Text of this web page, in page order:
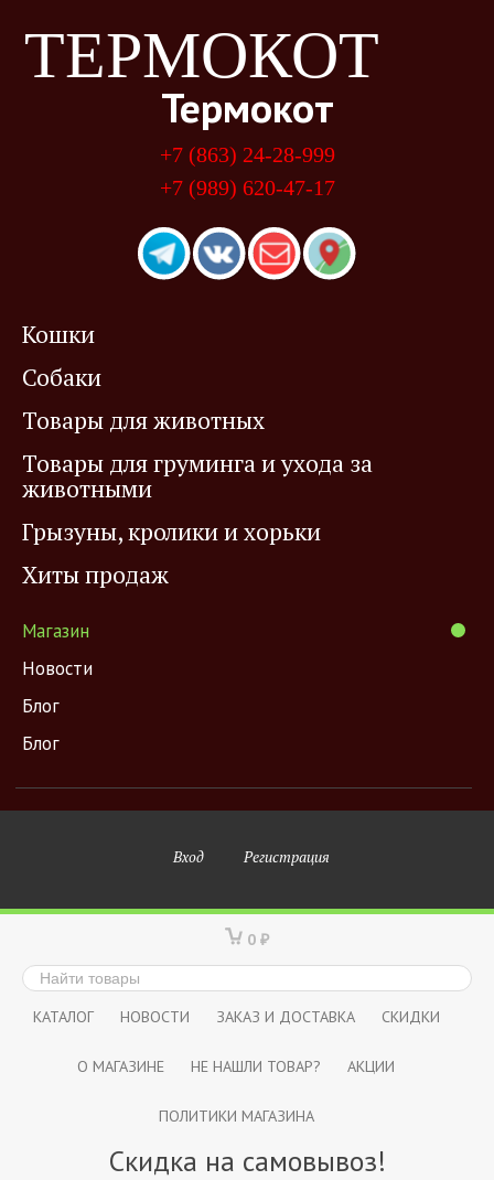
ТЕРМОКОТ
Термокот
+7 (863) 24-28-999
+7 (989) 620-47-17
Кошки
Собаки
Товары для животных
Товары для груминга и ухода за
животными
Грызуны, кролики и хорьки
Хиты продаж
Магазин
Новости
Блог
Блог
Вход Регистрация
0 ₽
КАТАЛОГ НОВОСТИ ЗАКАЗ И ДОСТАВКА СКИДКИ
О МАГАЗИНЕ НЕ НАШЛИ ТОВАР? АКЦИИ
ПОЛИТИКИ МАГАЗИНА
Скидка на самовывоз!